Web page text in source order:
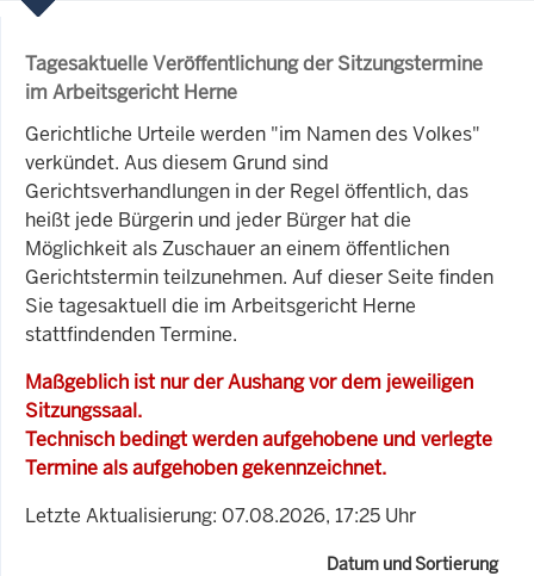
Tagesaktuelle Veröffentlichung der Sitzungstermine
im Arbeitsgericht Herne
Gerichtliche Urteile werden "im Namen des Volkes"
verkündet. Aus diesem Grund sind
Gerichtsverhandlungen in der Regel öffentlich, das
heißt jede Bürgerin und jeder Bürger hat die
Möglichkeit als Zuschauer an einem öffentlichen
Gerichtstermin teilzunehmen. Auf dieser Seite finden
Sie tagesaktuell die im Arbeitsgericht Herne
stattfindenden Termine.
Maßgeblich ist nur der Aushang vor dem jeweiligen
Sitzungssaal.
Technisch bedingt werden aufgehobene und verlegte
Termine als aufgehoben gekennzeichnet.
Letzte Aktualisierung: 07.08.2026, 17:25 Uhr
Datum und Sortierung